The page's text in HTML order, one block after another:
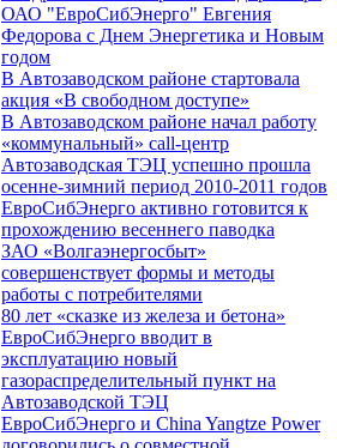
ОАО "ЕвроСибЭнерго" Евгения
Федорова с Днем Энергетика и Новым
годом
В Автозаводском районе стартовала
акция «В свободном доступе»
В Автозаводском районе начал работу
«коммунальный» call-центр
Автозаводская ТЭЦ успешно прошла
осенне-зимний период 2010-2011 годов
ЕвроСибЭнерго активно готовится к
прохождению весеннего паводка
ЗАО «Волгаэнергосбыт»
совершенствует формы и методы
работы с потребителями
80 лет «сказке из железа и бетона»
ЕвроСибЭнерго вводит в
эксплуатацию новый
газораспределительный пункт на
Автозаводской ТЭЦ
ЕвроСибЭнерго и China Yangtze Power